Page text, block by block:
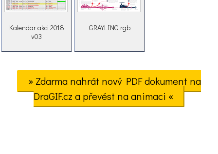
Kalendar akci 2018
v03
GRAYLING rgb
» Zdarma nahrát nový PDF dokument na
DraGIF.cz a převést na animaci «